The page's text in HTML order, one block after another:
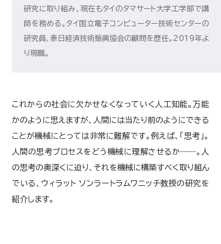
研究に取り組み、現在もタイのタマサート大学工学部で講
師を務める。タイ国立電子コンピューター技術センターの
研究員、泰日経済技術振興協会の顧問を歴任。2019年よ
り現職。
これからの社会に欠かせなくなっていく人工知能。万能
かのように思えますが、人間には当たり前のようにできる
ことが機械にとっては非常に難解です。例えば、「思考」。
人間の思考プロセスをどう機械に理解させるか――。人
の思考の奥深くに迫り、それを機械に構築すべく取り組ん
でいる、ウィラット ソンラートラムワニッチ教授の研究を
紹介します。